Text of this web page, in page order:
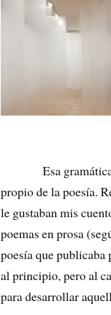
Esa gramática
propio de la poesía.
le gustaban mis
poemas en prosa
poesía que publicaba
al principio, pero al
para desarrollar